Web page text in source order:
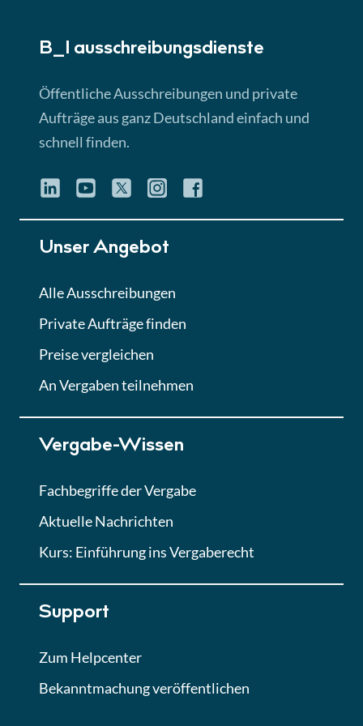
Lektion 3
► 4:31 Min
Quiz
Eignung im Vergabeverfahren
Lektion 6
Abgabe von Angeboten
Lektion
Lektion 7
Finales Quiz
B_I ausschreibungs­dienste
Öffentliche Ausschreibungen und private
Aufträge aus ganz Deutschland einfach und
schnell finden.
Unser Angebot
Alle Ausschreibungen
Private Aufträge finden
Preise vergleichen
An Vergaben teilnehmen
Vergabe-Wissen
Fachbegriffe der Vergabe
Aktuelle Nachrichten
Kurs: Einführung ins Vergaberecht
Support
Zum Helpcenter
Bekanntmachung veröffentlichen